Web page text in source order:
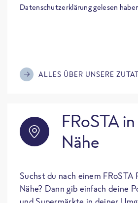
Datenschutzerklärung gelesen
ALLES ÜBER UNSERE
FRoSTA
Nähe
Suchst du nach einem
Nähe? Dann gib einfach deine